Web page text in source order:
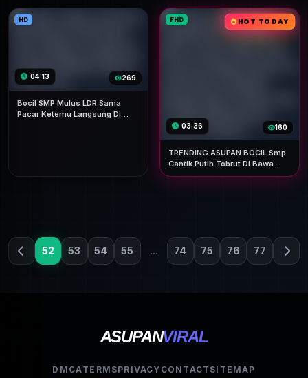
Titid Gede Bocil Special
Goyang Di Atas Sampai Hamil
Mantap Icikiwir
HD
04:13 269
Bocil SMP Mulus LDR Sama
Pacar Ketemu Langsung Di
FHD
03:36 160
HOT TODAY
TRENDING ASUPAN BOCIL Smp
Cantik Putih Tobrut Di Bawa
Paman Ke Hotel Dan Di Wikwik
52 53 54 55 ... 74 75 76 77
ASUPANVIRAL
DMCATERMSPRIVACY CONTACT SITEMAP